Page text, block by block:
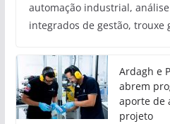
automação industrial,
integrados de gestão, trouxe
Ardagh e
abrem
aporte de
projeto